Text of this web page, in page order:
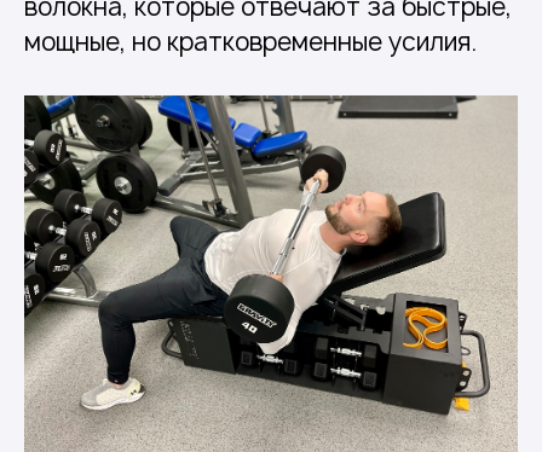
волокна, которые отвечают за быстрые,
мощные, но кратковременные усилия.